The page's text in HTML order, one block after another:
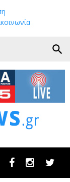
search
FacebookInstagram